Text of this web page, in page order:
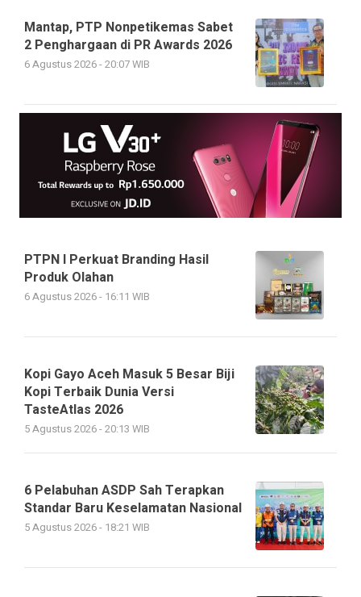
Mantap, PTP Nonpetikemas Sabet
2 Penghargaan di PR Awards 2026
6 Agustus 2026 - 20:07 WIB
PTPN I Perkuat Branding Hasil
Produk Olahan
6 Agustus 2026 - 16:11 WIB
Kopi Gayo Aceh Masuk 5 Besar Biji
Kopi Terbaik Dunia Versi
TasteAtlas 2026
5 Agustus 2026 - 20:13 WIB
6 Pelabuhan ASDP Sah Terapkan
Standar Baru Keselamatan Nasional
5 Agustus 2026 - 18:21 WIB